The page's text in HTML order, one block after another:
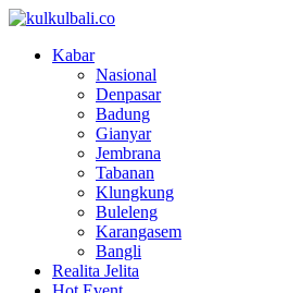
Kabar
Nasional
Denpasar
Badung
Gianyar
Jembrana
Tabanan
Klungkung
Buleleng
Karangasem
Bangli
Realita Jelita